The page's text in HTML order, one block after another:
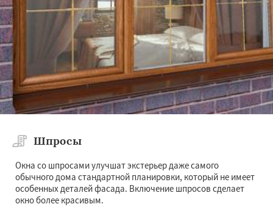
Шпросы
Окна со шпросами улучшат экстерьер даже самого
обычного дома стандартной планировки, который не имеет
особенных деталей фасада. Включение шпросов сделает
окно более красивым.